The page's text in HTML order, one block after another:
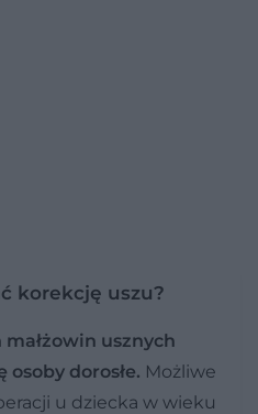
korekcję uszu?
usznych
dorosłe. Możliwe
u dziecka w wieku